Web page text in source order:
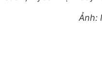
Ảnh: